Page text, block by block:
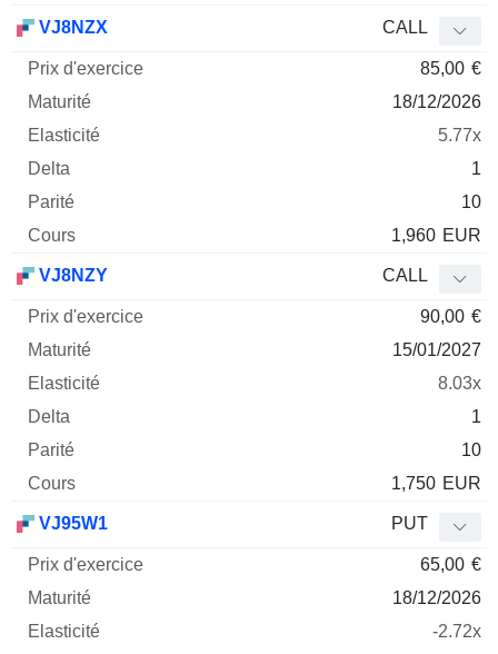
VJ8NZX CALL
85,00 €
18/12/2026
5.77x
1
10
1,960 EUR
VJ8NZY CALL
90,00 €
15/01/2027
8.03x
1
10
1,750 EUR
VJ95W1 PUT
65,00 €
18/12/2026
-2.72x